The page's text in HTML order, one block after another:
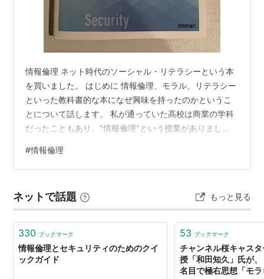
情報倫理 ネット時代のソーシャル・リテラシーという本
を買いました。 はじめに 情報倫理、モラル、リテラシー
といった教科書的な本になぜ興味を持ったのかというこ
とについて話します。 私が通っていた高校は商業の学科
だったこともあり、"情報倫理"という授業がありまし
覚えていませんが、高校１年の早い段階で履修していた
ので情報系科目として重要なんだろうなと感じていた覚
テーマは時代の変化と共に内容が変わっています。私が
高校生の時はまだぎりぎりスマホがなかった時代なの
で、現代の情報倫理はどういう内容を伝えてい…
#情報倫理
ネットで話題 もっと見る
330 ブックマーク
情報倫理とセキュリティのためのクイ
ックガイド
53 ブックマーク
チャンネル桜キャス
授「和田知久」氏が
名目で極右思想「モ